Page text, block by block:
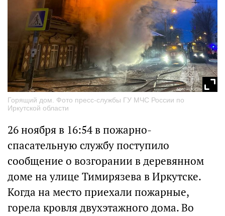
Горящий дом. Фото пресс-службы ГУ МЧС России по
Иркутской области
26 ноября в 16:54 в пожарно-
спасательную службу поступило
сообщение о возгорании в деревянном
доме на улице Тимирязева в Иркутске.
Когда на место приехали пожарные,
горела кровля двухэтажного дома. Во